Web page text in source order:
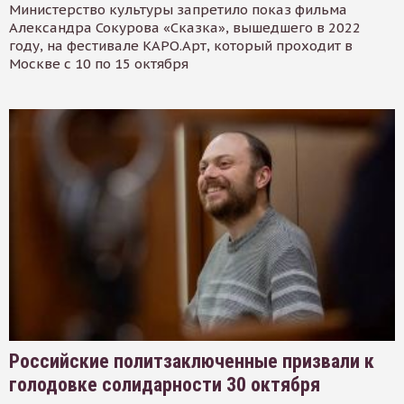
Министерство культуры запретило показ фильма
Александра Сокурова «Сказка», вышедшего в 2022
году, на фестивале КАРО.Арт, который проходит в
Москве с 10 по 15 октября
Российские политзаключенные призвали к
голодовке солидарности 30 октября